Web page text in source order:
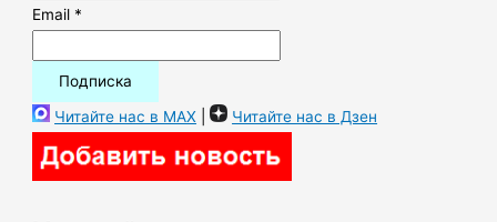
Email *
Читайте нас в MAX | Читайте нас в Дзен